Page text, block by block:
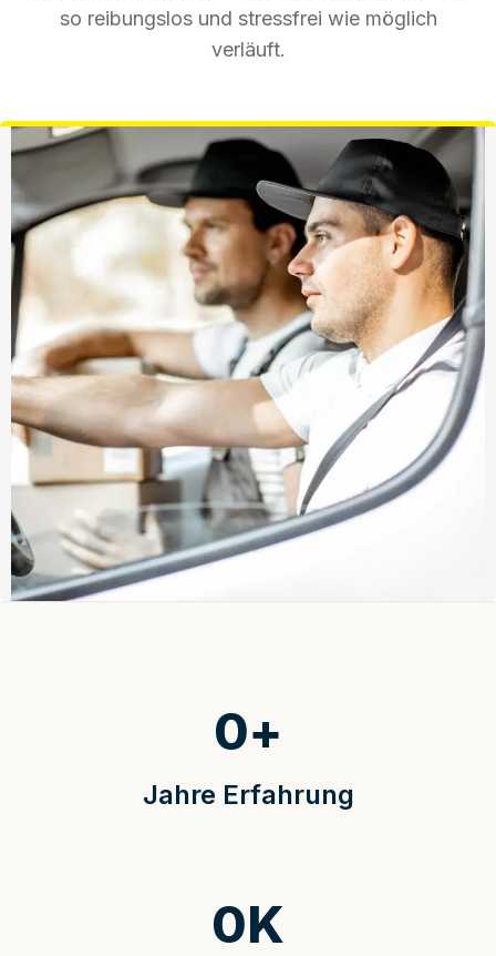
so reibungslos und stressfrei wie möglich
verläuft.
Jahre Erfahrung
0+
0K